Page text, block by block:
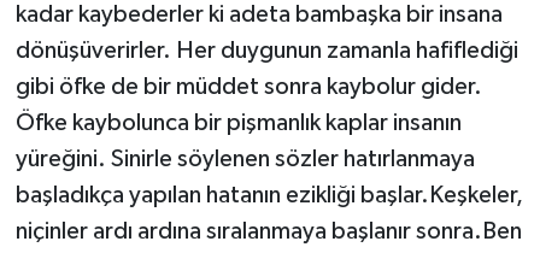
kadar kaybederler ki adeta bambaşka bir insana
dönüşüverirler. Her duygunun zamanla hafiflediği
gibi öfke de bir müddet sonra kaybolur gider.
Öfke kaybolunca bir pişmanlık kaplar insanın
yüreğini. Sinirle söylenen sözler hatırlanmaya
başladıkça yapılan hatanın ezikliği başlar.Keşkeler,
niçinler ardı ardına sıralanmaya başlanır sonra.Ben